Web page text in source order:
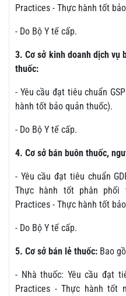
Practices - Thực hành tốt
- Do Bộ Y tế cấp.
3. Cơ sở kinh doanh dịch vụ
thuốc:
- Yêu cầu đạt tiêu chuẩn
hành tốt bảo quản thuốc).
- Do Bộ Y tế cấp.
4. Cơ sở bán buôn thuốc,
- Yêu cầu đạt tiêu chuẩn
Thực hành tốt phân phối
Practices - Thực hành tốt
- Do Bộ Y tế cấp.
5. Cơ sở bán lẻ thuốc: Bao
- Nhà thuốc: Yêu cầu đạt
Practices - Thực hành tốt